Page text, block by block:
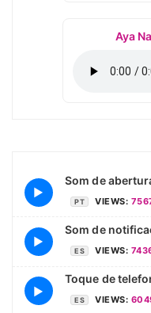
Aya
▶
Som de
PT VIEWS:
▶
Som de
ES VIEWS:
▶
Toque de
ES VIEWS: